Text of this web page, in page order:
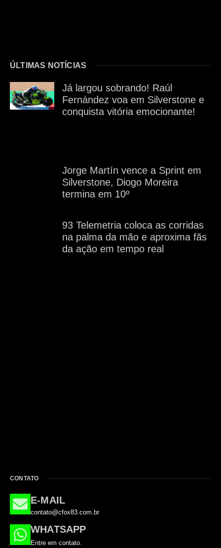
ÚLTIMAS NOTÍCIAS
Já largou sobrando! Raúl
Fernández voa em Silverstone e
conquista vitória emocionante!
Jorge Martín vence a Sprint em
Silverstone, Diogo Moreira
termina em 10º
93 Telemetria coloca as corridas
na palma da mão e aproxima fãs
da ação em tempo real
CONTATO
E-MAIL
contato@cfox83.com.br
WHATSAPP
Entre em contato.